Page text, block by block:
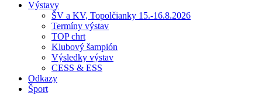
Výstavy
ŠV a KV, Topolčianky 15.-16.8.2026
Termíny výstav
TOP chrt
Klubový šampión
Výsledky výstav
CESS & ESS
Odkazy
Šport